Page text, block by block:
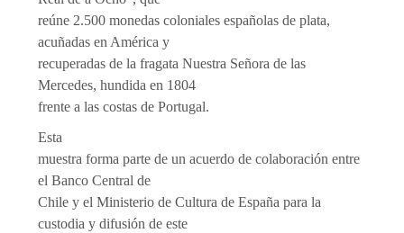
reúne 2.500 monedas coloniales españolas de plata,
acuñadas en América y
recuperadas de la fragata Nuestra Señora de las
Mercedes, hundida en 1804
frente a las costas de Portugal.
Esta
muestra forma parte de un acuerdo de colaboración entre
el Banco Central de
Chile y el Ministerio de Cultura de España para la
custodia y difusión de este